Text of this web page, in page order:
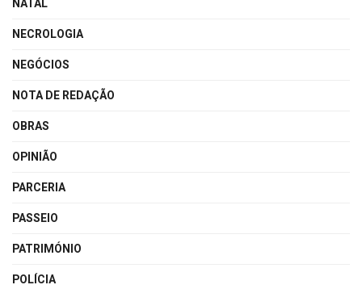
NATAL
NECROLOGIA
NEGÓCIOS
NOTA DE REDAÇÃO
OBRAS
OPINIÃO
PARCERIA
PASSEIO
PATRIMÓNIO
POLÍCIA